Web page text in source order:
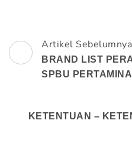
Navigasi
Artikel
Artikel Sebelumnya
BRAND LIST
SPBU PERTAMINA
KETENTUAN –